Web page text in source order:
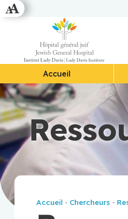
Accueil
Accueil - Chercheurs -